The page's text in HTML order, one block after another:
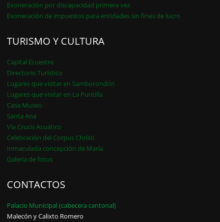
Exoneración por discapacidad primera vez
Exoneración de impuestos para entidades sin fines de lucro
TURISMO Y CULTURA
Capital Ecuestre
Directorio Turístico
Lugares que visitar en Samborondón
Lugares que visitar en La Puntilla
Casa Museo
Santa Ana
Vía Crucis Acuático
Celebración del Corpus Christi
Inmaculada concepción de María
Galería de fotos
CONTACTOS
Palacio Municipal (cabecera cantonal)
Malecón y Calixto Romero